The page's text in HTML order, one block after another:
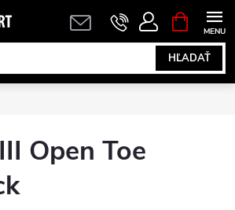
HĽADAŤ
KOŠÍK
Open Toe